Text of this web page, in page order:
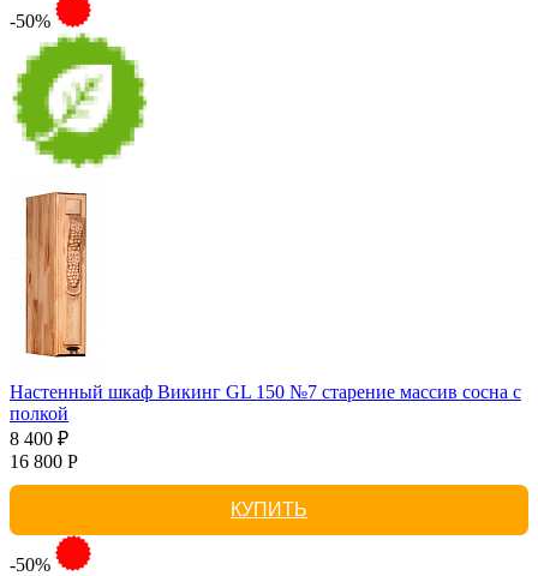
-50%
Настенный шкаф Викинг GL 150 №7 старение массив сосна с
полкой
8 400 ₽
16 800 Р
КУПИТЬ
-50%